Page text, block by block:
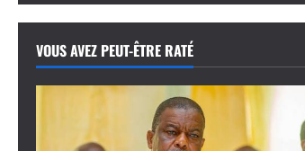
i
g
a
VOUS AVEZ PEUT-ÊTRE RATÉ